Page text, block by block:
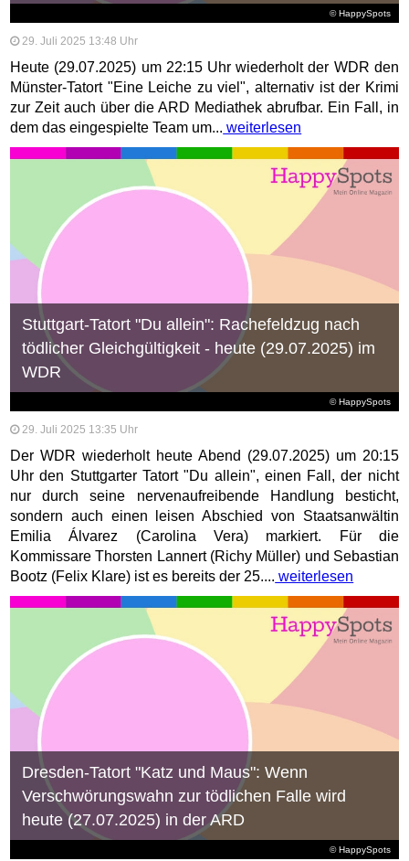
© HappySpots
29. Juli 2025 13:48 Uhr
Heute (29.07.2025) um 22:15 Uhr wiederholt der WDR den
Münster-Tatort "Eine Leiche zu viel", alternativ ist der Krimi
zur Zeit auch über die ARD Mediathek abrufbar. Ein Fall, in
dem das eingespielte Team um... weiterlesen
© HappySpots
Stuttgart-Tatort "Du allein": Rachefeldzug nach
tödlicher Gleichgültigkeit - heute (29.07.2025) im
WDR
29. Juli 2025 13:35 Uhr
Der WDR wiederholt heute Abend (29.07.2025) um 20:15
Uhr den Stuttgarter Tatort "Du allein", einen Fall, der nicht
nur durch seine nervenaufreibende Handlung besticht,
sondern auch einen leisen Abschied von Staatsanwältin
Emilia Álvarez (Carolina Vera) markiert. Für die
Kommissare Thorsten Lannert (Richy Müller) und Sebastian
Bootz (Felix Klare) ist es bereits der 25.... weiterlesen
© HappySpots
Dresden-Tatort "Katz und Maus": Wenn
Verschwörungswahn zur tödlichen Falle wird
heute (27.07.2025) in der ARD